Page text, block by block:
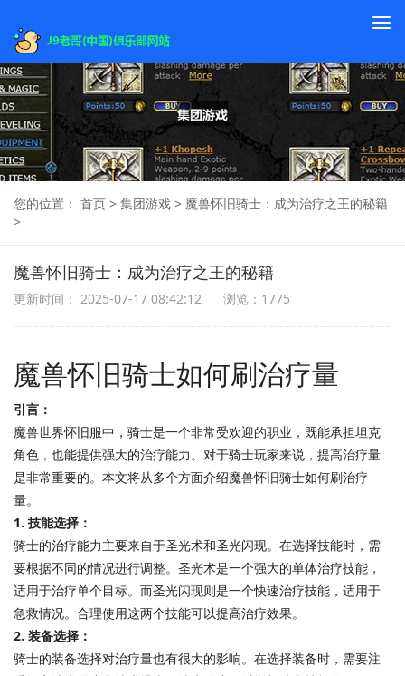
您的位置： 首页 > 集团游戏 > 魔兽怀旧骑士：成为治疗之王的秘籍
>
魔兽怀旧骑士：成为治疗之王的秘籍
更新时间： 2025-07-17 08:42:12 浏览：1775
魔兽怀旧骑士如何刷治疗量
引言：
魔兽世界怀旧服中，骑士是一个非常受欢迎的职业，既能承担坦克
角色，也能提供强大的治疗能力。对于骑士玩家来说，提高治疗量
是非常重要的。本文将从多个方面介绍魔兽怀旧骑士如何刷治疗
量。
1. 技能选择：
骑士的治疗能力主要来自于圣光术和圣光闪现。在选择技能时，需
要根据不同的情况进行调整。圣光术是一个强大的单体治疗技能，
适用于治疗单个目标。而圣光闪现则是一个快速治疗技能，适用于
急救情况。合理使用这两个技能可以提高治疗效果。
2. 装备选择：
骑士的装备选择对治疗量也有很大的影响。在选择装备时，需要注